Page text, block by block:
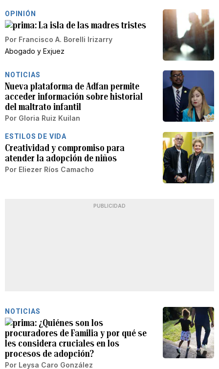
OPINIÓN
La isla de las madres tristes
Por Francisco A. Borelli Irizarry
Abogado y Exjuez
NOTICIAS
Nueva plataforma de Adfan permite
acceder información sobre historial
del maltrato infantil
Por Gloria Ruiz Kuilan
ESTILOS DE VIDA
Creatividad y compromiso para
atender la adopción de niños
Por Eliezer Ríos Camacho
PUBLICIDAD
NOTICIAS
¿Quiénes son los
procuradores de Familia y por qué se
les considera cruciales en los
procesos de adopción?
Por Leysa Caro González